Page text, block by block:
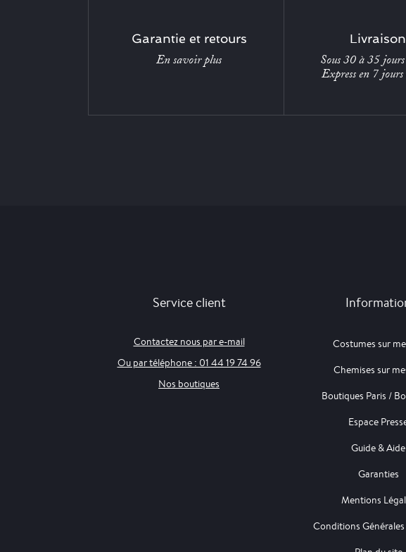
Garantie et retours
En savoir plus
Livraison
Sous 30 à 35
Express en 7 jours
Service client
Contactez nous par e-mail
Ou par téléphone : 01 44 19 74 96
Nos boutiques
Costumes sur
Chemises sur
Boutiques Paris /
Espace
Guide & Aide
Garanties
Mentions
Conditions